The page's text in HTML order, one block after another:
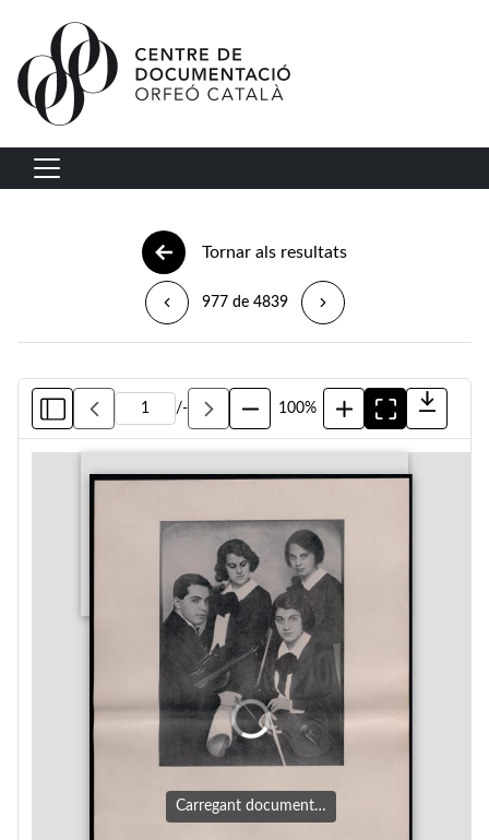
Vés al contingut
Navegació principal
Tornar als resultats
977 de 4839
/- 100%
Carregant document…